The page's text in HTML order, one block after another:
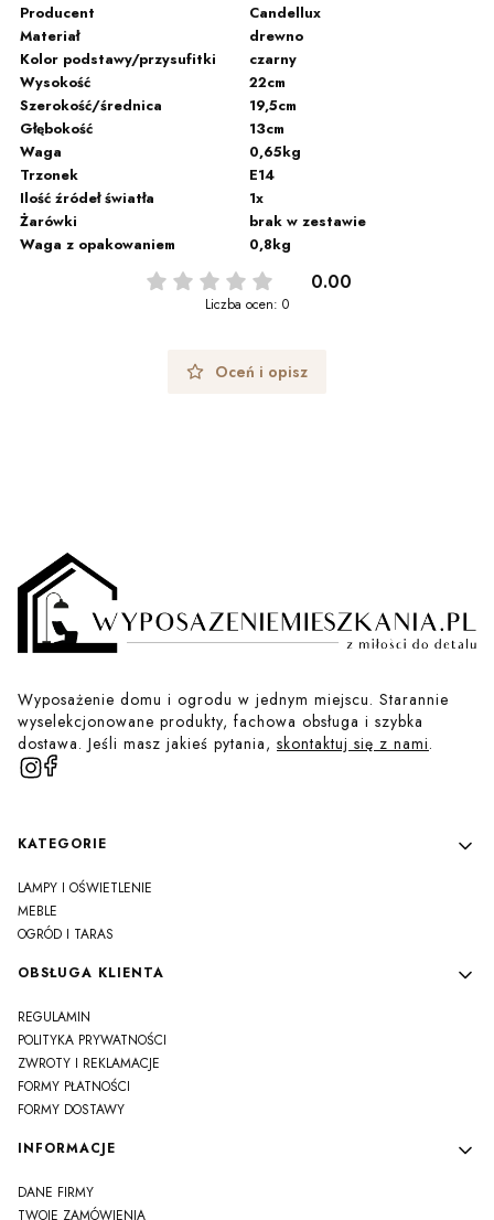
Producent
Candellux
Materiał
drewno
Kolor podstawy/przysufitki
czarny
Wysokość
22cm
Szerokość/średnica
19,5cm
Głębokość
13cm
Waga
0,65kg
Trzonek
E14
Ilość źródeł światła
1x
Żarówki
brak w zestawie
Waga z opakowaniem
0,8kg
0.00
Liczba ocen: 0
Oceń i opisz
Wyposażenie domu i ogrodu w jednym miejscu. Starannie
wyselekcjonowane produkty, fachowa obsługa i szybka
dostawa. Jeśli masz jakieś pytania, skontaktuj się z nami.
Linki w stopce
KATEGORIE
LAMPY I OŚWIETLENIE
MEBLE
OGRÓD I TARAS
OBSŁUGA KLIENTA
REGULAMIN
POLITYKA PRYWATNOŚCI
ZWROTY I REKLAMACJE
FORMY PŁATNOŚCI
FORMY DOSTAWY
INFORMACJE
DANE FIRMY
TWOJE ZAMÓWIENIA